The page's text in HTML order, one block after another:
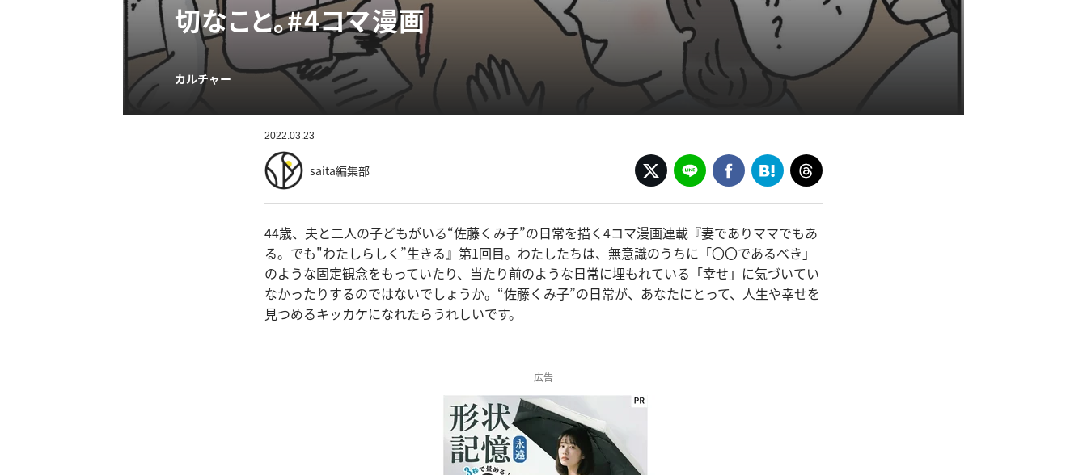
切なこと。#4コマ漫画
カルチャー
2022.03.23
saita編集部
44歳、夫と二人の子どもがいる“佐藤くみ子”の日常を描く4コマ漫画連載『妻でありママでもあ
る。でも"わたしらしく”生きる』第1回目。わたしたちは、無意識のうちに「〇〇であるべき」
のような固定観念をもっていたり、当たり前のような日常に埋もれている「幸せ」に気づいてい
なかったりするのではないでしょうか。“佐藤くみ子”の日常が、あなたにとって、人生や幸せを
見つめるキッカケになれたらうれしいです。
広告